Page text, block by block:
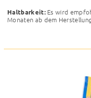
Haltbarkeit:Es wird
Monaten ab dem